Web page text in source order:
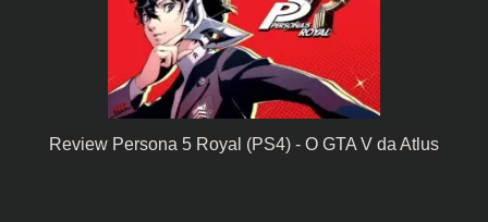
Review Persona 5 Royal (PS4) - O GTA V da Atlus